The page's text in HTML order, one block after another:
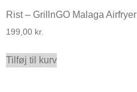
Rist – GrillnGO Malaga Airfryer
199,00 kr.
Tilføj til kurv